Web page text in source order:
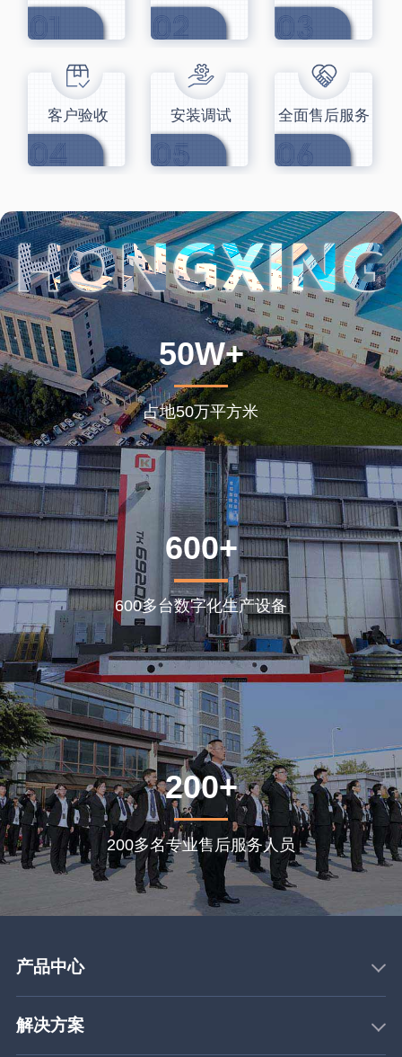
客户验收 安装调试 全面售后服务
50W+
占地50万平方米
600+
600多台数字化生产设备
200+
200多名专业售后服务人员
产品中心
解决方案